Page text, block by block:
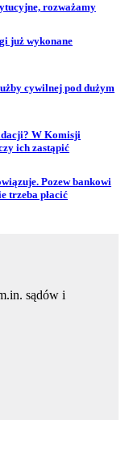
rozważamy
już wykonane
cywilnej pod dużym
W Komisji
ich zastąpić
Pozew bankowi
trzeba płacić
sądów i